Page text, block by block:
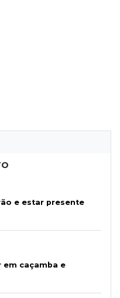
e estar presente
caçamba e